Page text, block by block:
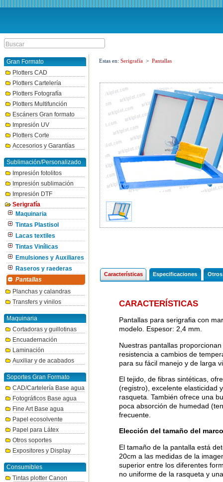
Gran Formato
Plotters CAD
Plotters Cartelería
Plotters Fotografía
Plotters Multifunción
Escáners Gran formato
Impresión UV
Plotters Corte
Accesorios y Garantías
Sublimación/Personalizado
Impresión fotolitos
Impresión sublimación
Impresión DTF
Serigrafía
Maquinaria
Tintas Plastisol
Lacas textiles
Tintas Vinílicas
Emulsiones y Auxiliares
Raseros y raederas
Pantallas
Planchas y calandras
Transfers y vinilos
Maquinaria
Cortadoras y guillotinas
Encuadernación
Laminación
Auxiliar y de acabados
Soportes Gran Formato
CAD/Cartelería Base agua
Fotográficos Base agua
Fine Art Base agua
Papel ecosolvente
Papel para Látex
Otros soportes
Expositores y Display
Consumibles
Tintas plotter Canon
Estas en: Serigrafía > Pantallas
Características Especificaciones
CARACTERÍSTICAS
Pantallas para serigrafia con
modelo. Espesor: 2,4 mm.
Nuestras pantallas
resistencia a cambios de
para su fácil manejo y de larga
El tejido, de fibras sintéticas,
(registro), excelente elasticidad
rasqueta. También ofrece una
poca absorción de humedad
frecuente.
Elección del tamaño del marco
El tamaño de la pantalla está
20cm a las medidas de la
superior entre los diferentes
no uniforme de la rasqueta y